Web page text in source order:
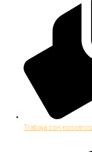
Trabaja con nosotros